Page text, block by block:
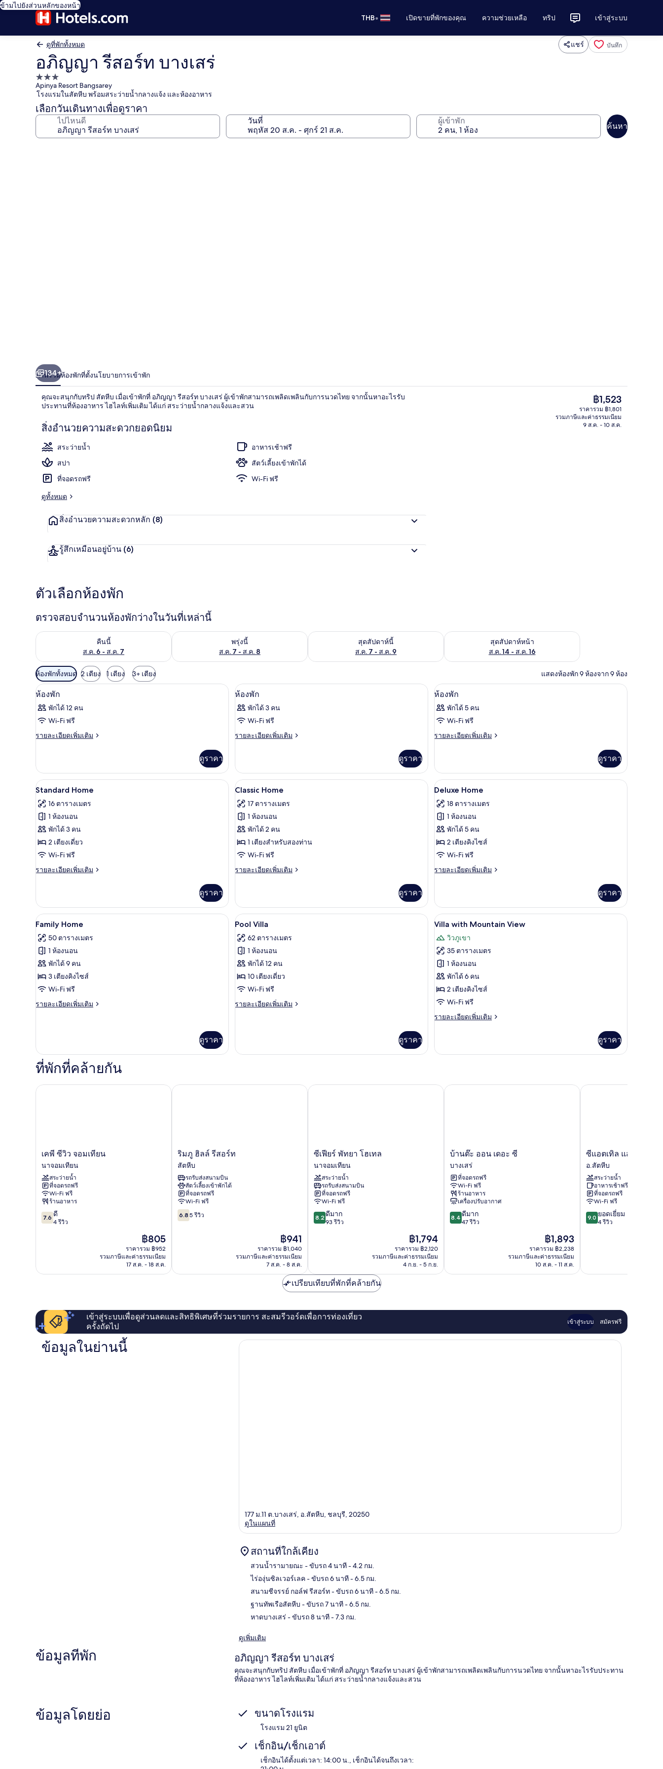
ข้ามไปยังส่วนหลักของหน้า
THB• เปิดขายที่พักของคุณ ความช่วยเหลือ ทริป เข้าสู่ระบบ
ดูที่พักทั้งหมด แชร์ บันทึก
อภิญญา รีสอร์ท บางเสร่
ที่พัก
3.0
ดาว
Apinya Resort Bangsarey
โรงแรมในสัตหีบ พร้อมสระว่ายน้ำกลางแจ้ง และห้องอาหาร
เลือกวันเดินทางเพื่อดูราคา
ไปไหนดี วันที่ ผู้เข้าพัก
ค้นหา
สระว่ายน้ำกลางแจ้ง
โต๊ะทำงาน, Wi-Fi ฟรี, ผ้าปูที่นอน
134+
ภาพรวมห้องพักที่ตั้งนโยบายการเข้าพัก
คุณจะสนุกกับทริป สัตหีบ เมื่อเข้าพักที่ อภิญญา รีสอร์ท บางเสร่ ผู้เข้าพักสามารถเพลิดเพลินกับการนวดไทย จากนั้นหาอะไรรับ
ประทานที่ห้องอาหาร ไฮไลท์เพิ่มเติม ได้แก่ สระว่ายน้ำกลางแจ้งและสวน
สิ่งอำนวยความสะดวกยอดนิยม
สระว่ายน้ำ
อาหารเช้าฟรี
สปา
สัตว์เลี้ยงเข้าพักได้
ที่จอดรถฟรี
Wi-Fi ฟรี
ดูทั้งหมด
สิ่งอำนวยความสะดวกหลัก (8)
รู้สึกเหมือนอยู่บ้าน (6)
ราคา
ปัจจุบัน
฿1,523
฿1,523
ราคารวม ฿1,801
รวมภาษีและค่าธรรมเนียม
9 ส.ค. - 10 ส.ค.
ตัวเลือกห้องพัก
ตรวจสอบจำนวนห้องพักว่างในวันที่เหล่านี้
คืนนี้
ส.ค. 6 - ส.ค. 7
ตรวจสอบจำนวนห้องพักว่างในคืนนี้ ส.ค. 6 - ส.ค. 7
พรุ่งนี้
ส.ค. 7 - ส.ค. 8
ตรวจสอบจำนวนห้องพักว่างในพรุ่งนี้ ส.ค. 7 - ส.ค. 8
สุดสัปดาห์นี้
ส.ค. 7 - ส.ค. 9
ตรวจสอบจำนวนห้องพักว่างในสุดสัปดาห์นี้ ส.ค. 7 - ส.ค. 9สุดสัปดาห์หน้า
ส.ค. 14 - ส.ค. 16
ตรวจสอบจำนวนห้องพักว่างในสุดสัปดาห์หน้า ส.ค. 14 - ส.ค. 16
ตัว
กรอง
ที่
มี
ให้
สำหรับ
ห้องพักทั้งหมด 2 เตียง 1 เตียง 3+ เตียง แสดงห้องพัก 9 ห้องจาก 9 ห้อง
เปิด
ภาพถ่าย
ทั้งหมด
ของ
6
ห้องพัก
พักได้ 12 คน
Wi-Fi ฟรี
รายละเอียดเพิ่มเติม
ราย
เกี่ยว
กับ
ห้อง
ดูราคา
เปิด
ภาพถ่าย
ทั้งหมด
ของ
11
ห้องพัก
พักได้ 3 คน
Wi-Fi ฟรี
รายละเอียดเพิ่มเติม
ราย
เกี่ยว
กับ
ห้อง
ดูราคา
เปิด
ภาพถ่าย
ทั้งหมด
ของ
8
ห้องพัก
พักได้ 5 คน
Wi-Fi ฟรี
รายละเอียดเพิ่มเติม
ราย
เกี่ยว
กับ
ห้อง
ดูราคา
เปิด
ภาพถ่าย
ทั้งหมด
ของ
Standard
Home
8
Standard Home
16 ตารางเมตร
1 ห้องนอน
พักได้ 3 คน
2 เตียงเดี่ยว
Wi-Fi ฟรี
รายละเอียดเพิ่มเติม
ราย
เกี่ยว
กับ
Standard
ดูราคา
เปิด
ภาพถ่าย
ทั้งหมด
ของ
Classic
Home
20
Classic Home
17 ตารางเมตร
1 ห้องนอน
พักได้ 2 คน
1 เตียงสำหรับสองท่าน
Wi-Fi ฟรี
รายละเอียดเพิ่มเติม
ราย
เกี่ยว
กับ
Classic
ดูราคา
เปิด
ภาพถ่าย
ทั้งหมด
ของ
Deluxe
Home
18
Deluxe Home
18 ตารางเมตร
1 ห้องนอน
พักได้ 5 คน
2 เตียงคิงไซส์
Wi-Fi ฟรี
รายละเอียดเพิ่มเติม
ราย
เกี่ยว
กับ
Deluxe
ดูราคา
เปิด
ภาพถ่าย
ทั้งหมด
ของ
Family
Home
7
Family Home
50 ตารางเมตร
1 ห้องนอน
พักได้ 9 คน
3 เตียงคิงไซส์
Wi-Fi ฟรี
รายละเอียดเพิ่มเติม
ราย
กับ
Family
Home
ดูราคา
เปิด
ภาพถ่าย
ทั้งหมด
ของ
Pool
Villa
19
Pool Villa
62 ตารางเมตร
1 ห้องนอน
พักได้ 12 คน
10 เตียงเดี่ยว
Wi-Fi ฟรี
รายละเอียดเพิ่มเติม
ราย
กับ
Pool
ดูราคา
เปิด
ภาพถ่าย
ทั้งหมด
ของ
Villa
with
Mountain
Villa with Mountain View | ลานระเบียง/นอกช
22
Villa with Mountain View
วิวภูเขา
35 ตารางเมตร
1 ห้องนอน
พักได้ 6 คน
2 เตียงคิงไซส์
Wi-Fi ฟรี
รายละเอียดเพิ่มเติม
ราย
เกี่ยว
Mountain
ดูราคา
ที่พักที่คล้ายกัน
เคพี
วิว
จอม
เทียน
นา
จอม
เทียน
เคพี ซีวิว จอมเทียน
นาจอมเทียน
สระว่ายน้ำ
ที่จอดรถฟรี
Wi-Fi ฟรี
ร้านอาหาร
7.6
จาก
7.6 ดี
4 รีวิว
ราคา
ปัจจุบัน
คือ
฿805
฿805
ราคารวม ฿952
รวมภาษีและค่าธรรมเนียม
17 ส.ค. - 18 ส.ค.
เคพี ซีวิว จอมเทียน
ริม
ภู
ฮิ
ลล์
รีสอร์ท
สัตหีบ
ริมภู ฮิลล์ รีสอร์ท
สัตหีบ
รถรับส่งสนามบิน
สัตว์เลี้ยงเข้าพักได้
ที่จอดรถฟรี
Wi-Fi ฟรี
6.8
จาก
6.8 5 รีวิว
ราคา
ปัจจุบัน
คือ
฿941
฿941
ราคารวม ฿1,040
รวมภาษีและค่าธรรมเนียม
7 ส.ค. - 8 ส.ค.
ริมภู ฮิลล์ รีสอร์ท
ซี
พัทยา
โฮ
เทล
นา
จอม
เทียน
ซีเฟียร์ พัทยา โฮเทล
นาจอมเทียน
สระว่ายน้ำ
รถรับส่งสนามบิน
ที่จอดรถฟรี
Wi-Fi ฟรี
8.2
จาก
8.2 ดีมาก
93 รีวิว
ราคา
ปัจจุบัน
คือ
฿1,794
฿1,794
ราคารวม ฿2,120
รวมภาษีและค่าธรรมเนียม
4 ก.ย. - 5 ก.ย.
ซีเฟียร์ พัทยา โฮเทล
บ้าน
ออน
เดอะ
ซี
บาง
เสร่
บ้านต๊ะ ออน เดอะ ซี
บางเสร่
ที่จอดรถฟรี
Wi-Fi ฟรี
ร้านอาหาร
เครื่องปรับอากาศ
8.4
จาก
8.4 ดีมาก
47 รีวิว
ราคา
ปัจจุบัน
คือ
฿1,893
฿1,893
ราคารวม ฿2,238
รวมภาษีและค่าธรรมเนียม
10 ส.ค. - 11 ส.ค.
บ้านต๊ะ ออน เดอะ ซี
ซี
แอต
เทิล
แสมสาร
รีสอร์ท
อ.สัตหีบ
ซีแอตเทิล แสมสาร รี
อ.สัตหีบ
สระว่ายน้ำ
อาหารเช้าฟรี
ที่จอดรถฟรี
Wi-Fi ฟรี
9.0
จาก
9.0 ยอดเยี่ยม
4 รีวิว
ซีแอตเทิล แสมสาร รีสอ
เปรียบเทียบที่พักที่คล้ายกัน
เข้าสู่ระบบเพื่อดูส่วนลดและสิทธิพิเศษที่ร่วมรายการ สะสมรีวอร์ดเพื่อการท่องเที่ยว
ครั้งถัดไป
เข้าสู่ระบบ สมัครฟรี
ข้อมูลในย่านนี้
177 ม.11 ต.บางเสร่, อ.สัตหีบ, ชลบุรี, 20250
ดูในแผนที่
สถานที่ใกล้เคียง
สวนน้ำรามายณะ - ขับรถ 4 นาที- 4.2 กม.
ไร่องุ่นซิลเวอร์เลค- ขับรถ 6 นาที- 6.5 กม.
สนามชีจรรย์ กอล์ฟ รีสอร์ท- ขับรถ 6 นาที- 6.5 กม.
ฐานทัพเรือสัตหีบ - ขับรถ 7 นาที- 6.5 กม.
หาดบางเสร่ - ขับรถ 8 นาที- 7.3 กม.
ดูเพิ่มเติม
ข้อมูลที่พัก อภิญญา รีสอร์ท บางเสร่
คุณจะสนุกกับทริป สัตหีบ เมื่อเข้าพักที่ อภิญญา รีสอร์ท บางเสร่ ผู้เข้าพักสามารถเพลิดเพลินกับการนวดไทย จากนั้นหาอะไรรับประทาน
ที่ห้องอาหาร ไฮไลท์เพิ่มเติม ได้แก่ สระว่ายน้ำกลางแจ้งและสวน
ข้อมูลโดยย่อ ขนาดโรงแรม
โรงแรม 21 ยูนิต
เช็กอิน/เช็กเอาต์
เช็กอินได้ตั้งแต่เวลา: 14:00 น., เช็กอินได้จนถึงเวลา: